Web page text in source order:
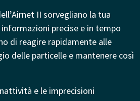
II sorvegliano la tua
precise e in tempo
di reagire rapidamente alle
delle particelle e mantenere così
e le imprecisioni